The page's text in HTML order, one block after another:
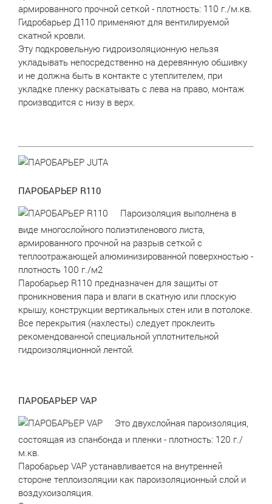
армированного прочной сеткой - плотность: 110 г./м.кв.
Гидробарьер Д110 применяют для вентилируемой
скатной кровли.
Эту подкровельную гидроизоляционную нельзя
укладывать непосредственно на деревянную обшивку
и не должна быть в контакте с утеплителем, при
укладке пленку раскатывать с лева на право, монтаж
производится с низу в верх.
ПАРОБАРЬЕР R110
Пароизоляция выполнена в
виде многослойного полиэтиленового листа,
армированного прочной на разрыв сеткой с
теплоотражающей алюминизированной поверхностью -
плотность 100 г./м2
Паробарьер R110 предназначен для защиты от
проникновения пара и влаги в скатную или плоскую
крышу, конструкции вертикальных стен или в потолоке.
Все перекрытия (нахлесты) следует проклеить
рекомендованной специальной уплотнительной
гидроизоляционной лентой.
ПАРОБАРЬЕР VAP
Это двухслойная пароизоляция,
состоящая из спанбонда и пленки - плотность: 120 г./
м.кв.
Паробарьер VAP устанавливается на внутренней
стороне теплоизоляции как пароизоляционный слой и
воздухоизоляция.